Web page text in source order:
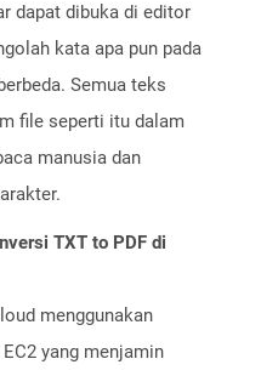
dapat dibuka di editor
kata apa pun pada
Semua teks
file seperti itu dalam
manusia dan
TXT to PDF di
menggunakan
yang menjamin